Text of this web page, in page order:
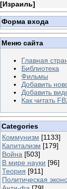
[Израиль]
Форма входа
Меню сайта
Главная
Библиотека
Фильмы
Добавить
Добавить
Как читать
Categories
Коммунизм [1133]
Капитализм [179]
Война [503]
В мире науки [96]
Теория [911]
Политическая